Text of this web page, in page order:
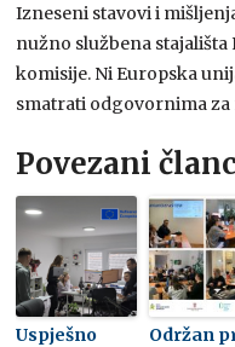
Izneseni stavovi i
nužno službena
komisije. Ni Europska
smatrati odgovornima za
Povezani
Uspješno
Održan